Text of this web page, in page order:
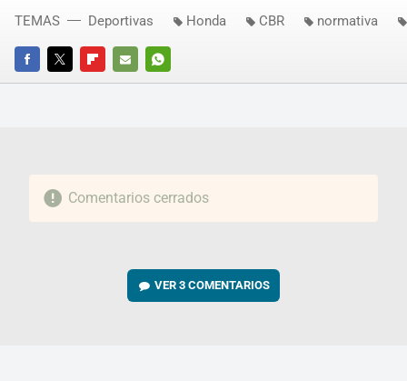
FACEBOOKTWITTERFLIPBOARD
E-
WHATSAPP
TEMAS Deportivas Honda CBR normativa
Comentarios cerrados
VER3 COMENTARIOS